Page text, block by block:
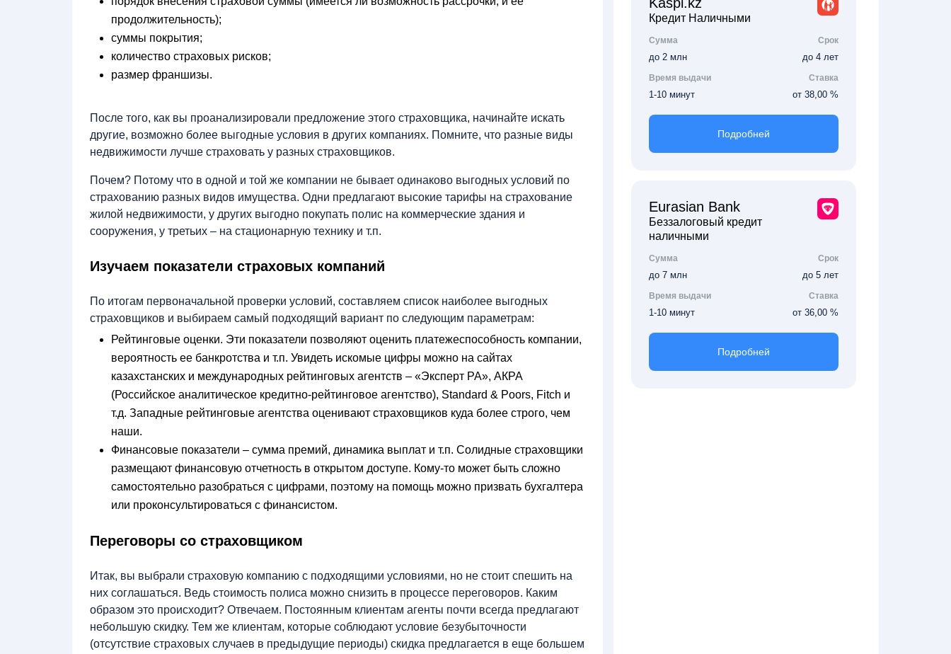
продолжительность);
суммы покрытия;
количество страховых рисков;
размер франшизы.
После того, как вы проанализировали предложение этого страховщика, начинайте искать
другие, возможно более выгодные условия в других компаниях. Помните, что разные виды
недвижимости лучше страховать у разных страховщиков.
Почем? Потому что в одной и той же компании не бывает одинаково выгодных условий по
страхованию разных видов имущества. Одни предлагают высокие тарифы на страхование
жилой недвижимости, у других выгодно покупать полис на коммерческие здания и
сооружения, у третьих – на стационарную технику и т.п.
Изучаем показатели страховых компаний
По итогам первоначальной проверки условий, составляем список наиболее выгодных
страховщиков и выбираем самый подходящий вариант по следующим параметрам:
Рейтинговые оценки. Эти показатели позволяют оценить платежеспособность компании,
вероятность ее банкротства и т.п. Увидеть искомые цифры можно на сайтах
казахстанских и международных рейтинговых агентств – «Эксперт РА», АКРА
(Российское аналитическое кредитно-рейтинговое агентство), Standard & Poors, Fitch и
т.д. Западные рейтинговые агентства оценивают страховщиков куда более строго, чем
наши.
Финансовые показатели – сумма премий, динамика выплат и т.п. Солидные страховщики
размещают финансовую отчетность в открытом доступе. Кому-то может быть сложно
самостоятельно разобраться с цифрами, поэтому на помощь можно призвать бухгалтера
или проконсультироваться с финансистом.
Переговоры со страховщиком
Итак, вы выбрали страховую компанию с подходящими условиями, но не стоит спешить на
них соглашаться. Ведь стоимость полиса можно снизить в процессе переговоров. Каким
образом это происходит? Отвечаем. Постоянным клиентам агенты почти всегда предлагают
небольшую скидку. Тем же клиентам, которые соблюдают условие безубыточности
(отсутствие страховых случаев в предыдущие периоды) скидка предлагается в еще большем
Кредит Наличными
Сумма Срок
до 2 млн до 4 лет
Время выдачи Ставка
1-10 минут от 38,00 %
Подробней
Eurasian Bank
Беззалоговый кредит
наличными
Сумма Срок
до 7 млн до 5 лет
Время выдачи Ставка
1-10 минут от 36,00 %
Подробней